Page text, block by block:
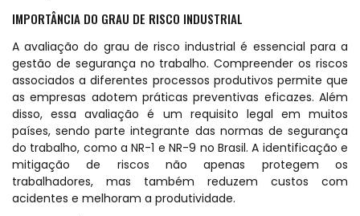
IMPORTÂNCIA DO GRAU DE RISCO INDUSTRIAL
A avaliação do grau de risco industrial é essencial para a
gestão de segurança no trabalho. Compreender os riscos
associados a diferentes processos produtivos permite que
as empresas adotem práticas preventivas eficazes. Além
disso, essa avaliação é um requisito legal em muitos
países, sendo parte integrante das normas de segurança
do trabalho, como a NR-1 e NR-9 no Brasil. A identificação e
mitigação de riscos não apenas protegem os
trabalhadores, mas também reduzem custos com
acidentes e melhoram a produtividade.